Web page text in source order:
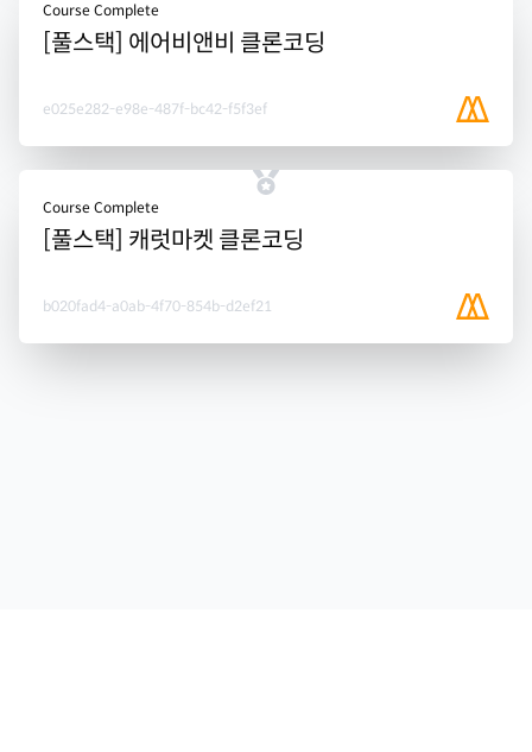
Course Complete
[풀스택] 에어비앤비 클론코딩
e025e282-e98e-487f-bc42-f5f3ef
Course Complete
[풀스택] 캐럿마켓 클론코딩
b020fad4-a0ab-4f70-854b-d2ef21